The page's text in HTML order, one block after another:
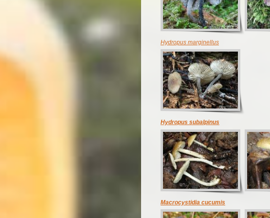
Hydropus marginellus
Hydropus subalpinus
Macrocystidia cucumis